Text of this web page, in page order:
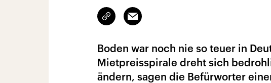
Link
kopieren/teilen
Email
Boden war noch nie so teuer in
Mietpreisspirale dreht sich
ändern, sagen die Befürworter